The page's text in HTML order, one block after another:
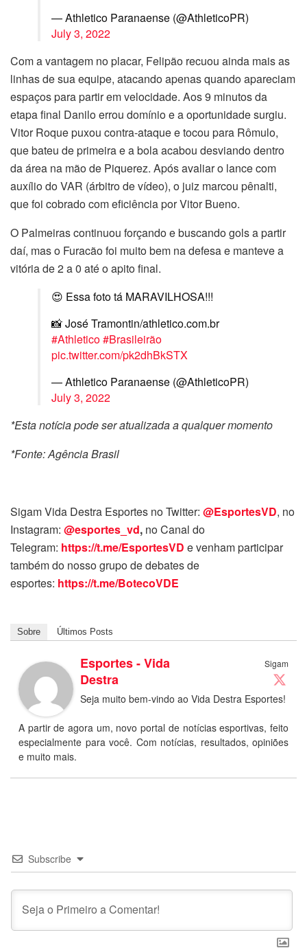
— Athletico Paranaense (@AthleticoPR)
July 3, 2022
Com a vantagem no placar, Felipão recuou ainda mais as
linhas de sua equipe, atacando apenas quando apareciam
espaços para partir em velocidade. Aos 9 minutos da
etapa final Danilo errou domínio e a oportunidade surgiu.
Vitor Roque puxou contra-ataque e tocou para Rômulo,
que bateu de primeira e a bola acabou desviando dentro
da área na mão de Piquerez. Após avaliar o lance com
auxílio do VAR (árbitro de vídeo), o juiz marcou pênalti,
que foi cobrado com eficiência por Vitor Bueno.
O Palmeiras continuou forçando e buscando gols a partir
daí, mas o Furacão foi muito bem na defesa e manteve a
vitória de 2 a 0 até o apito final.
😍 Essa foto tá MARAVILHOSA!!!
📸 José Tramontin/athletico.com.br
#Athletico#Brasileirão
pic.twitter.com/pk2dhBkSTX
— Athletico Paranaense (@AthleticoPR)
July 3, 2022
*Esta notícia pode ser atualizada a qualquer momento
*Fonte: Agência Brasil
Sigam Vida Destra Esportes no Twitter: @EsportesVD, no
Instagram: @esportes_vd, no Canal do
Telegram: https://t.me/EsportesVD e venham participar
também do nosso grupo de debates de
esportes: https://t.me/BotecoVDE
Sobre Últimos Posts
Sigam
Esportes - Vida
Destra
Seja muito bem-vindo ao Vida Destra Esportes!
A partir de agora um, novo portal de notícias esportivas, feito
especialmente para você. Com notícias, resultados, opiniões
e muito mais.
Subscribe